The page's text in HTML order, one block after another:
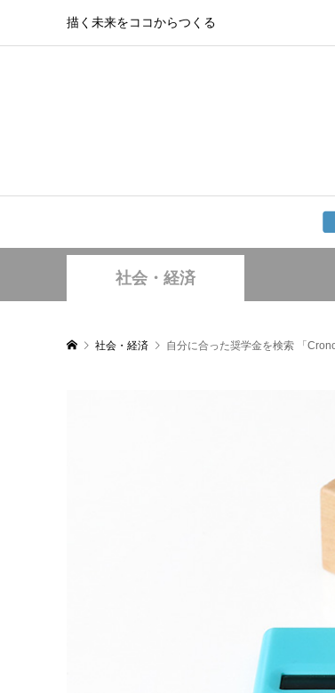
描く未来をココからつくる
社会・経済
社会・経済 自分に合った奨学金を検索 「